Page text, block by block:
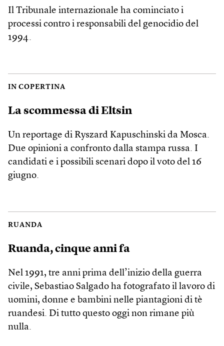
Il Tribunale internazionale ha cominciato i
processi contro i responsabili del genocidio del
1994.
IN COPERTINA
La scommessa di Eltsin
Un reportage di Ryszard Kapuschinski da Mosca.
Due opinioni a confronto dalla stampa russa. I
candidati e i possibili scenari dopo il voto del 16
giugno.
RUANDA
Ruanda, cinque anni fa
Nel 1991, tre anni prima dell’inizio della guerra
civile, Sebastiao Salgado ha fotografato il lavoro di
uomini, donne e bambini nelle piantagioni di tè
ruandesi. Di tutto questo oggi non rimane più
nulla.